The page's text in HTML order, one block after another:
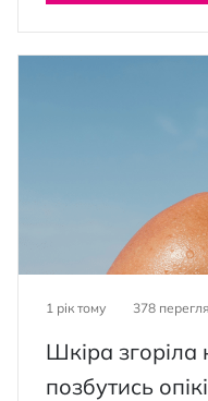
1 рік тому 378
Шкіра згоріла
позбутись